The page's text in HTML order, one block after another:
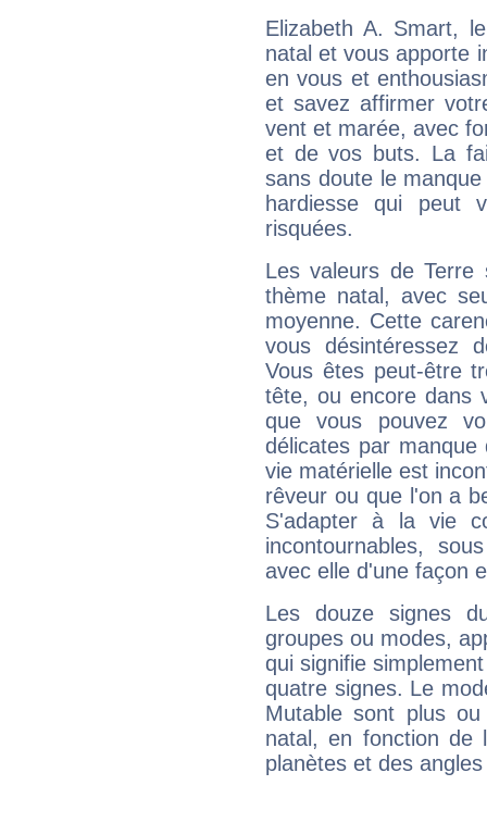
Elizabeth A. Smart,
natal et vous apporte
en vous et
et savez affirmer
vent et marée, avec
et de vos buts. La
sans doute le
hardiesse qui peut
risquées.
Les valeurs de Terre
thème natal, avec
moyenne. Cette
vous désintéressez
Vous êtes peut-être
tête, ou encore dans
que vous pouvez
délicates par
vie matérielle est
rêveur ou que l'on a
S'adapter à la vie
incontournables,
avec elle d'une façon
Les douze signes
groupes ou modes,
qui signifie
quatre signes. Le
Mutable sont plus
natal, en fonction de
planètes et des